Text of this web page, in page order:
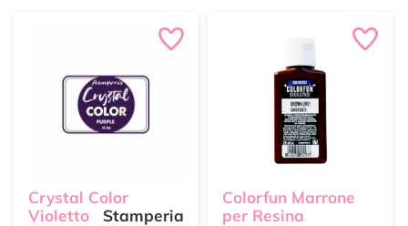
Crystal Color
Violetto
Stamperia
Colorfun Marrone
per Resina